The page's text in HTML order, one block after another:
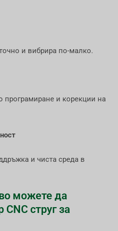
и вибрира по-малко.
програмиране и корекции на
и чиста среда в
можете да
струг за